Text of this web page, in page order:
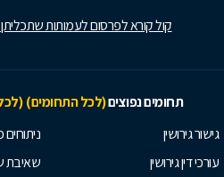
קול קורא לפרסום לעמותות
תחומים נפוצים(לכל התחומים)
גישור גירושין
עורכי דין גירושין
שאיבת